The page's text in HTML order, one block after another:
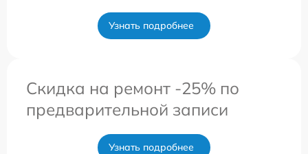
Узнать подробнее
Скидка на ремонт -25% по
предварительной записи
Узнать подробнее